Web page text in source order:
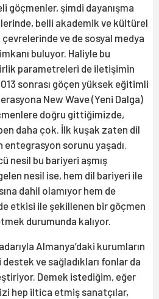
göçmenler, şimdi dayanışma
belli akademik ve kültürel
ve de sosyal medya
buluyor. Haliyle bu
parametreleri de iletişimin
sonrası göçen yüksek eğitimli
New Wave (Yeni Dalga)
doğru gittiğimizde,
daha çok. İlk kuşak zaten dil
entegrasyon sorunu yaşadı.
nesil bu bariyeri aşmış
nesil ise, hem dil bariyeri ile
dahil olamıyor hem de
etkisi ile şekillenen bir göçmen
durumunda kalıyor.
Almanya’daki kurumların
ve sağladıkları fonlar da
Demek istediğim, eğer
hep iltica etmiş sanatçılar,